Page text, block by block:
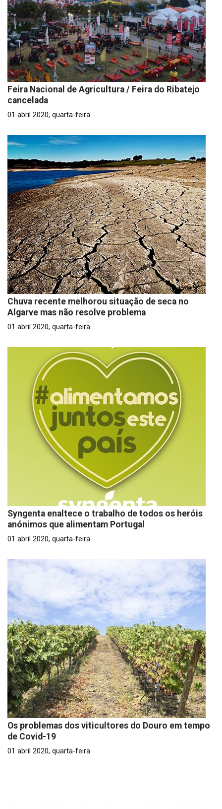
Feira Nacional de Agricultura / Feira do Ribatejo
cancelada
01 abril 2020, quarta-feira
Chuva recente melhorou situação de seca no
Algarve mas não resolve problema
01 abril 2020, quarta-feira
Syngenta enaltece o trabalho de todos os heróis
anónimos que alimentam Portugal
01 abril 2020, quarta-feira
Os problemas dos viticultores do Douro em tempo
de Covid-19
01 abril 2020, quarta-feira